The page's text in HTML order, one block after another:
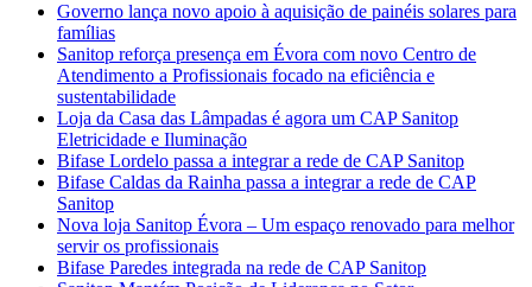
Governo lança novo apoio à aquisição de painéis solares para
famílias
Sanitop reforça presença em Évora com novo Centro de
Atendimento a Profissionais focado na eficiência e
sustentabilidade
Loja da Casa das Lâmpadas é agora um CAP Sanitop
Eletricidade e Iluminação
Bifase Lordelo passa a integrar a rede de CAP Sanitop
Bifase Caldas da Rainha passa a integrar a rede de CAP
Sanitop
Nova loja Sanitop Évora – Um espaço renovado para melhor
servir os profissionais
Bifase Paredes integrada na rede de CAP Sanitop